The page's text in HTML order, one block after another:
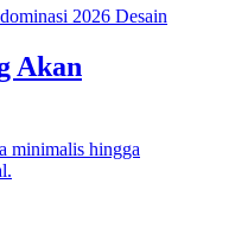
Desain
Akan
minimalis hingga